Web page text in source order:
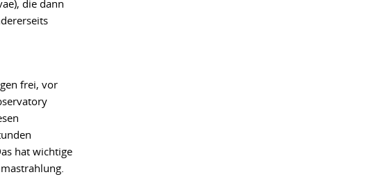
die dann
frei, vor
hat wichtige